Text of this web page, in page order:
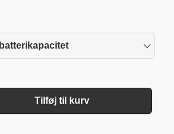
batterikapacitet
Tilføj til kurv